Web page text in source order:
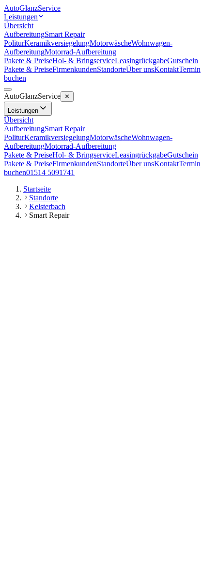
AutoGlanzService
Leistungen
Übersicht
AufbereitungSmart Repair
PoliturKeramikversiegelungMotorwäscheWohnwagen-
AufbereitungMotorrad-Aufbereitung
Pakete & PreiseHol- & BringserviceLeasingrückgabeGutschein
Pakete & PreiseFirmenkundenStandorteÜber unsKontaktTermin
buchen
AutoGlanzService ✕
Leistungen
Übersicht
AufbereitungSmart Repair
PoliturKeramikversiegelungMotorwäscheWohnwagen-
AufbereitungMotorrad-Aufbereitung
Pakete & PreiseHol- & BringserviceLeasingrückgabeGutschein
Pakete & PreiseFirmenkundenStandorteÜber unsKontaktTermin
buchen01514 5091741
Startseite
Standorte
Kelsterbach
Smart Repair